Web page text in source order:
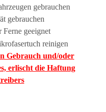
gebrauchen
gebrauchen
Ferne geeignet
reinigen
Gebrauch und/oder
erlischt die Haftung